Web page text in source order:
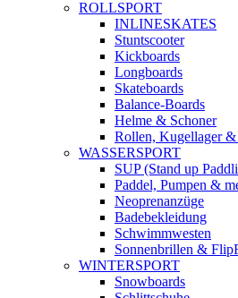
ROLLSPORT
INLINESKATES
Stuntscooter
Kickboards
Longboards
Skateboards
Balance-Boards
Helme & Schoner
Rollen, Kugellager &
WASSERSPORT
SUP (Stand up
Paddel, Pumpen &
Neoprenanzüge
Badebekleidung
Schwimmwesten
Sonnenbrillen &
WINTERSPORT
Snowboards